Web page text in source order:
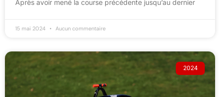
Après avoir mené la course précédente jusqu’au dernier
15 mai 2024 Aucun commentaire
2024